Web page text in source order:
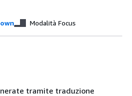
Modalità Focus
tramite traduzione